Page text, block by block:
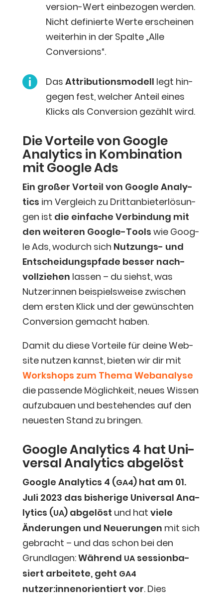
ver­si­on-Wert ein­be­zo­gen wer­den.
Nicht defi­nier­te Wer­te erschei­nen
wei­ter­hin in der Spal­te „Alle
Conversions“.
 Das Attri­bu­ti­ons­mo­dell legt hin­
ge­gen fest, wel­cher Anteil eines
Klicks als Con­ver­si­on gezählt wird.
Die Vor­tei­le von Goog­le
Ana­ly­tics in Kom­bi­na­ti­on
mit Goog­le Ads
Ein gro­ßer Vor­teil von Goog­le Ana­ly­
tics im Ver­gleich zu Dritt­an­biet­erlö­sun­
gen ist die ein­fa­che Ver­bin­dung mit
den wei­te­ren Goog­le-Tools wie Goog­
le Ads, wodurch sich Nut­zungs- und
Ent­schei­dungs­pfa­de bes­ser nach­
voll­zie­hen las­sen – du siehst, was
Nutzer:innen bei­spiels­wei­se zwi­schen
dem ers­ten Klick und der gewünsch­ten
Con­ver­si­on gemacht haben.
Damit du die­se Vor­tei­le für dei­ne Web­
site nut­zen kannst, bie­ten wir dir mit
Work­shops zum The­ma Web­ana­ly­se
die pas­sen­de Mög­lich­keit, neu­es Wis­sen
auf­zu­bau­en und bestehen­des auf den
neu­es­ten Stand zu bringen.
Goog­le Ana­ly­tics 4 hat Uni­
ver­sal Ana­ly­tics abgelöst
Goog­le Ana­ly­tics 4 (GA4) hat am 01.
Juli 2023 das bis­he­ri­ge Uni­ver­sal Ana­
ly­tics (UA) abge­löst und hat vie­le
Ände­run­gen und Neue­run­gen mit sich
gebracht – und das schon bei den
Grund­la­gen:Wäh­rend UAses­si­on­ba­
siert arbei­te­te, geht GA4
nutzer:innenorientiert vor. Dies